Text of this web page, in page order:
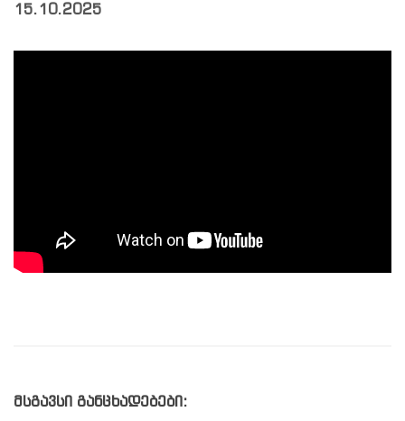
15.10.2025
მსგავსი განცხადებები: